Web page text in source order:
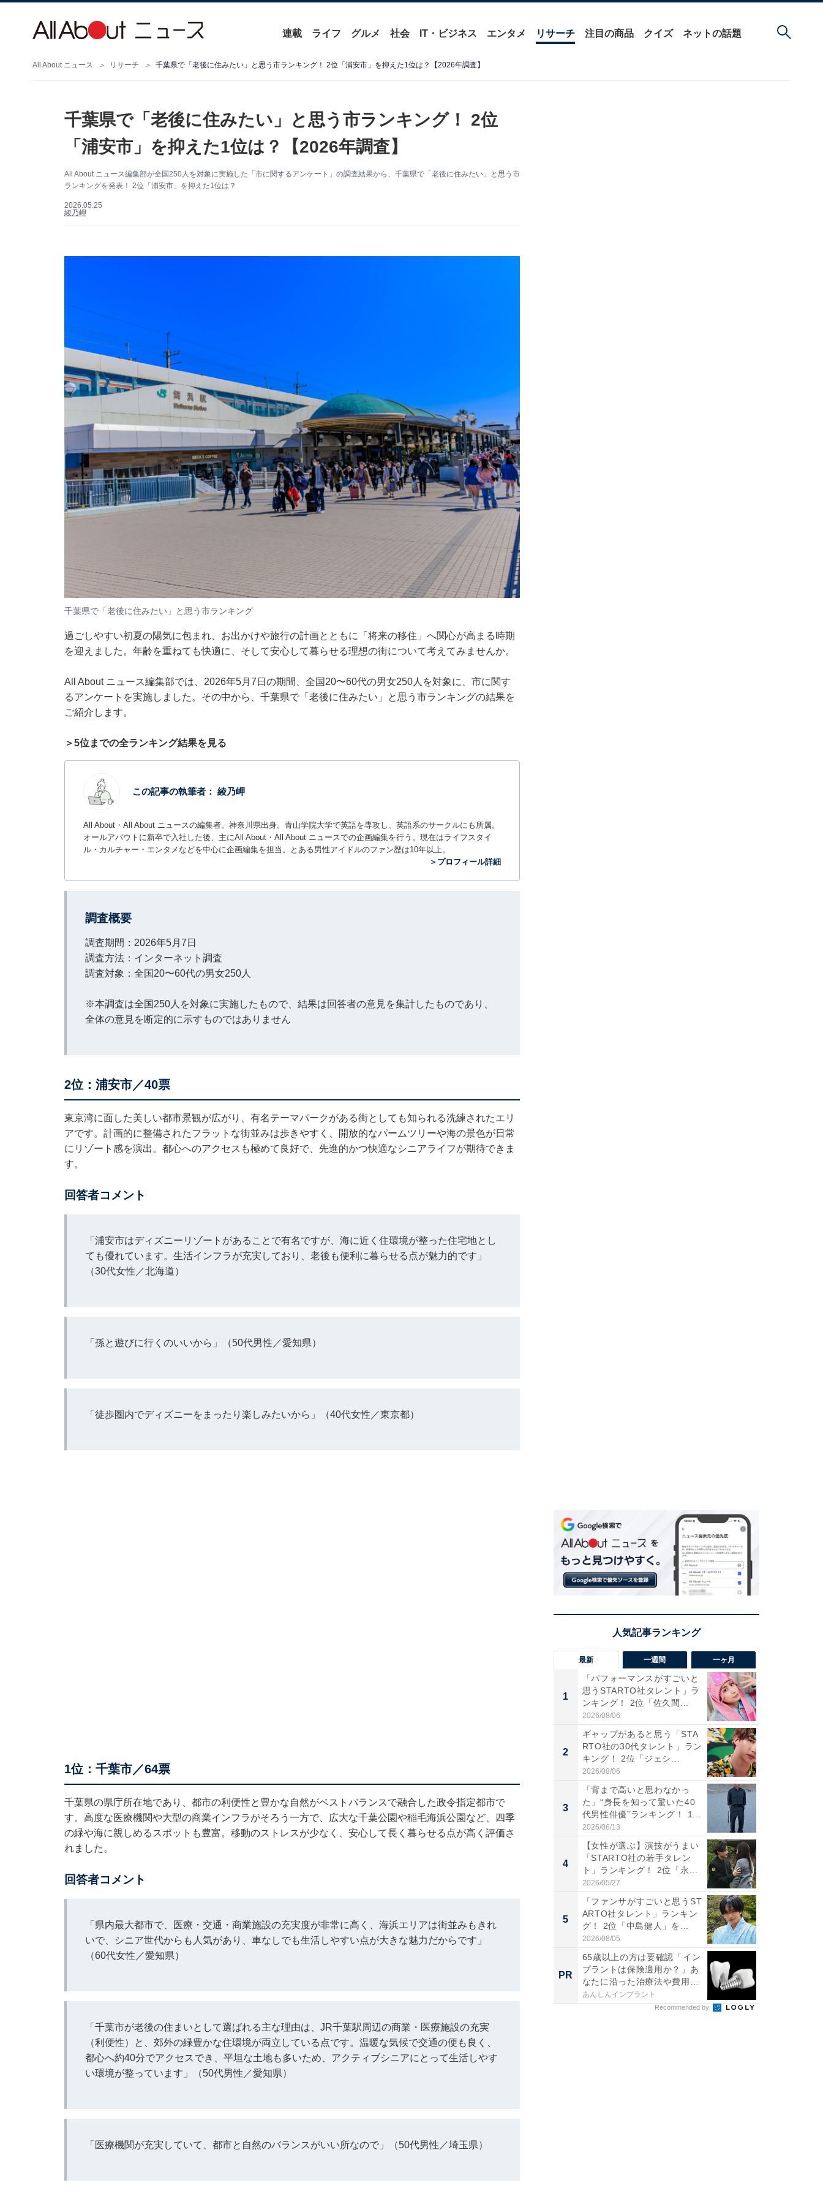
連載 ライフ グルメ 社会 IT・ビジネス エンタメ リサーチ 注目の商品 クイズ ネットの話題
All About ニュース リサーチ 千葉県で「老後に住みたい」と思う市ランキング！ 2位「浦安市」を抑えた1位は？【2026年調査】
千葉県で「老後に住みたい」と思う市ランキング！ 2位
「浦安市」を抑えた1位は？【2026年調査】
All About ニュース編集部が全国250人を対象に実施した「市に関するアンケート」の調査結果から、千葉県で「老後に住みたい」と思う市
ランキングを発表！ 2位「浦安市」を抑えた1位は？
2026.05.25
綾乃岬
千葉県で「老後に住みたい」と思う市ランキング
過ごしやすい初夏の陽気に包まれ、お出かけや旅行の計画とともに「将来の移住」へ関心が高まる時期
を迎えました。年齢を重ねても快適に、そして安心して暮らせる理想の街について考えてみませんか。
All About ニュース編集部では、2026年5月7日の期間、全国20〜60代の男女250人を対象に、市に関す
るアンケートを実施しました。その中から、千葉県で「老後に住みたい」と思う市ランキングの結果を
ご紹介します。
＞5位までの全ランキング結果を見る
この記事の執筆者： 綾乃岬
All About・All About ニュースの編集者。神奈川県出身。青山学院大学で英語を専攻し、英語系のサークルにも所属。
オールアバウトに新卒で入社した後、主にAll About・All About ニュースでの企画編集を行う。現在はライフスタイ
ル・カルチャー・エンタメなどを中心に企画編集を担当。とある男性アイドルのファン歴は10年以上。
＞プロフィール詳細
調査概要
調査期間：2026年5月7日
調査方法：インターネット調査
調査対象：全国20〜60代の男女250人
※本調査は全国250人を対象に実施したもので、結果は回答者の意見を集計したものであり、
全体の意見を断定的に示すものではありません
2位：浦安市／40票
東京湾に面した美しい都市景観が広がり、有名テーマパークがある街としても知られる洗練されたエリ
アです。計画的に整備されたフラットな街並みは歩きやすく、開放的なパームツリーや海の景色が日常
にリゾート感を演出。都心へのアクセスも極めて良好で、先進的かつ快適なシニアライフが期待できま
す。
回答者コメント
「浦安市はディズニーリゾートがあることで有名ですが、海に近く住環境が整った住宅地とし
ても優れています。生活インフラが充実しており、老後も便利に暮らせる点が魅力的です」
（30代女性／北海道）
「孫と遊びに行くのいいから」（50代男性／愛知県）
「徒歩圏内でディズニーをまったり楽しみたいから」（40代女性／東京都）
1位：千葉市／64票
千葉県の県庁所在地であり、都市の利便性と豊かな自然がベストバランスで融合した政令指定都市で
す。高度な医療機関や大型の商業インフラがそろう一方で、広大な千葉公園や稲毛海浜公園など、四季
の緑や海に親しめるスポットも豊富。移動のストレスが少なく、安心して長く暮らせる点が高く評価さ
れました。
回答者コメント
「県内最大都市で、医療・交通・商業施設の充実度が非常に高く、海浜エリアは街並みもきれ
いで、シニア世代からも人気があり、車なしでも生活しやすい点が大きな魅力だからです」
（60代女性／愛知県）
「千葉市が老後の住まいとして選ばれる主な理由は、JR千葉駅周辺の商業・医療施設の充実
（利便性）と、郊外の緑豊かな住環境が両立している点です。温暖な気候で交通の便も良く、
都心へ約40分でアクセスでき、平坦な土地も多いため、アクティブシニアにとって生活しやす
い環境が整っています」（50代男性／愛知県）
「医療機関が充実していて、都市と自然のバランスがいい所なので」（50代男性／埼玉県）
最新 一週間 一ヶ月
1
「パフォーマンスがすごいと
思うSTARTO社タレント」ラ
ンキング！ 2位「佐久間...
2026/08/06
2
ギャップがあると思う「STA
RTO社の30代タレント」ラン
キング！ 2位「ジェシ...
2026/08/06
3
「背まで高いと思わなかっ
た」“身長を知って驚いた40
代男性俳優”ランキング！ 1...
2026/06/13
4
【女性が選ぶ】演技がうまい
「STARTO社の若手タレン
ト」ランキング！ 2位「永...
2026/05/27
5
「ファンサがすごいと思うST
ARTO社タレント」ランキン
グ！ 2位「中島健人」を...
2026/08/05
PR
65歳以上の方は要確認「イン
プラントは保険適用か？」あ
なたに沿った治療法や費用
を...
あんしんインプラント
Recommended by